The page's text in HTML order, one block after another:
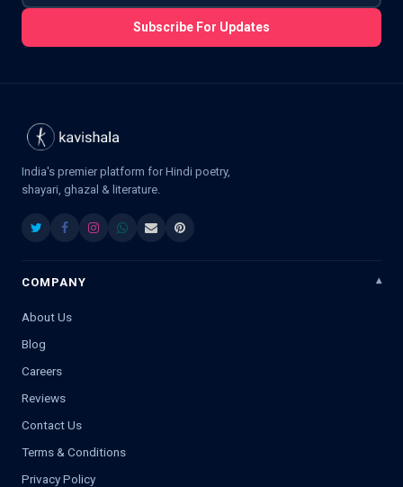
Subscribe For Updates
India's premier platform for Hindi poetry,
shayari, ghazal & literature.
COMPANY
About Us
Blog
Careers
Reviews
Contact Us
Terms & Conditions
Privacy Policy